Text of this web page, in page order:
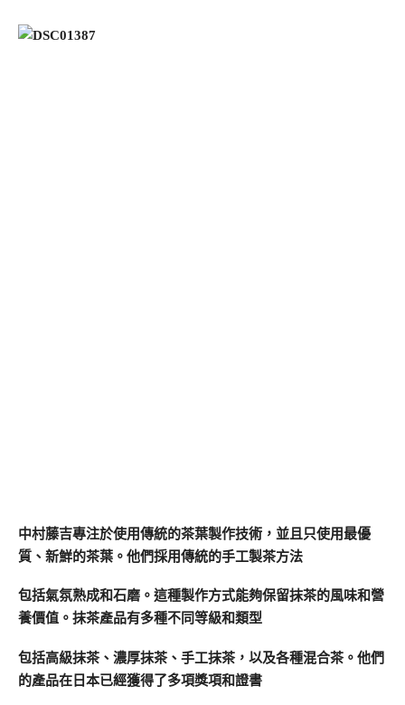
中村藤吉專注於使用傳統的茶葉製作技術，並且只使用最優
質、新鮮的茶葉。他們採用傳統的手工製茶方法
包括氣氛熟成和石磨。這種製作方式能夠保留抹茶的風味和營
養價值。抹茶產品有多種不同等級和類型
包括高級抹茶、濃厚抹茶、手工抹茶，以及各種混合茶。他們
的產品在日本已經獲得了多項獎項和證書